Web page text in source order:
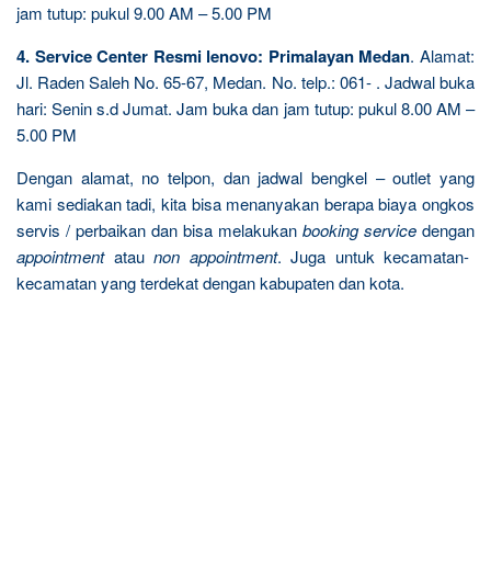
jam tutup: pukul 9.00 AM – 5.00 PM
4. Service Center Resmi lenovo: Primalayan Medan. Alamat:
Jl. Raden Saleh No. 65-67, Medan. No. telp.: 061- . Jadwal buka
hari: Senin s.d Jumat. Jam buka dan jam tutup: pukul 8.00 AM –
5.00 PM
Dengan alamat, no telpon, dan jadwal bengkel – outlet yang
kami sediakan tadi, kita bisa menanyakan berapa biaya ongkos
servis / perbaikan dan bisa melakukan booking service dengan
appointmentataunon appointment. Juga untuk kecamatan-
kecamatan yang terdekat dengan kabupaten dan kota.